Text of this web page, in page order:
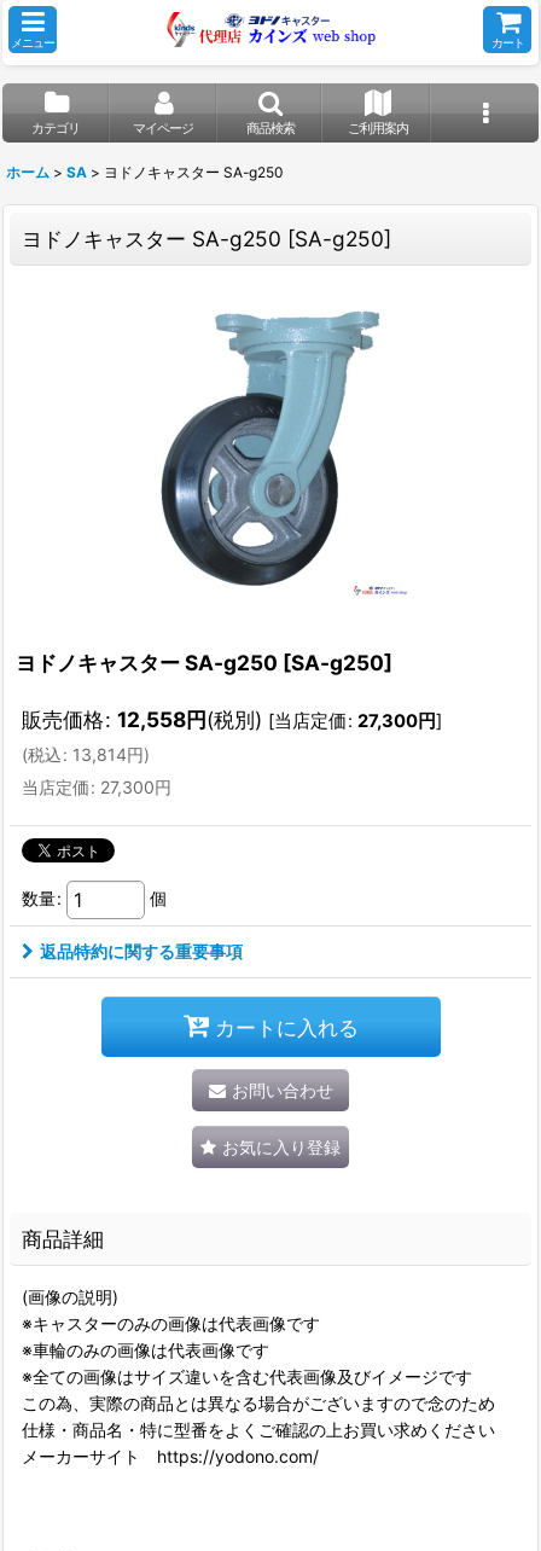
メニュー カート
カテゴリ マイページ 商品検索 ご利用案内
ホーム > SA > ヨドノキャスター SA-g250
ヨドノキャスター SA-g250 [SA-g250]
ヨドノキャスター SA-g250 [SA-g250]
販売価格: 12,558円(税別) [当店定価: 27,300円]
(税込: 13,814円)
当店定価: 27,300円
数量: 個
返品特約に関する重要事項
カートに入れる
お問い合わせ
お気に入り登録
商品詳細
(画像の説明)
※キャスターのみの画像は代表画像です
※車輪のみの画像は代表画像です
※全ての画像はサイズ違いを含む代表画像及びイメージです
この為、実際の商品とは異なる場合がございますので念のため
仕様・商品名・特に型番をよくご確認の上お買い求めください
メーカーサイト https://yodono.com/